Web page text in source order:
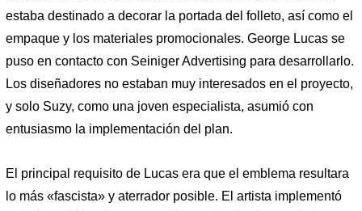
estaba destinado a decorar la portada del folleto, así como el
empaque y los materiales promocionales. George Lucas se
puso en contacto con Seiniger Advertising para desarrollarlo.
Los diseñadores no estaban muy interesados ​​en el proyecto,
y solo Suzy, como una joven especialista, asumió con
entusiasmo la implementación del plan.
El principal requisito de Lucas era que el emblema resultara
lo más «fascista» y aterrador posible. El artista implementó